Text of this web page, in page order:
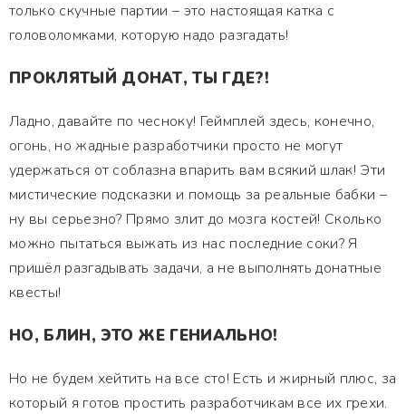
только скучные партии – это настоящая катка с
головоломками, которую надо разгадать!
ПРОКЛЯТЫЙ ДОНАТ, ТЫ ГДЕ?!
Ладно, давайте по чесноку! Геймплей здесь, конечно,
огонь, но жадные разработчики просто не могут
удержаться от соблазна впарить вам всякий шлак! Эти
мистические подсказки и помощь за реальные бабки –
ну вы серьезно? Прямо злит до мозга костей! Сколько
можно пытаться выжать из нас последние соки? Я
пришёл разгадывать задачи, а не выполнять донатные
квесты!
НО, БЛИН, ЭТО ЖЕ ГЕНИАЛЬНО!
Но не будем хейтить на все сто! Есть и жирный плюс, за
который я готов простить разработчикам все их грехи.